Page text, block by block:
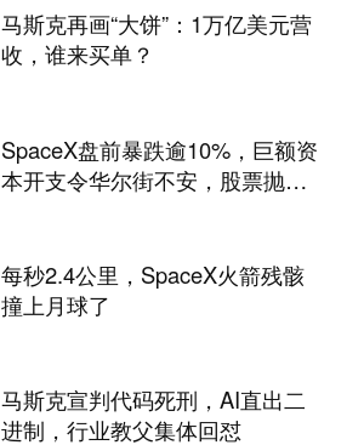
马斯克再画“大饼”：1万亿美元营
收，谁来买单？
SpaceX盘前暴跌逾10%，巨额资
本开支令华尔街不安，股票抛
每秒2.4公里，SpaceX火箭残骸
撞上月球了
马斯克宣判代码死刑，AI直出二
进制，行业教父集体回怼